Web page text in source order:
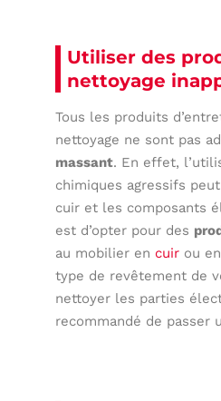
Utiliser des
nettoyage
Tous les produits
nettoyage ne sont pas
massant. En effet,
chimiques agressifs
cuir et les composants
est d’opter pour des
au mobilier encuir ou
type de revêtement de
nettoyer les parties
recommandé de passer